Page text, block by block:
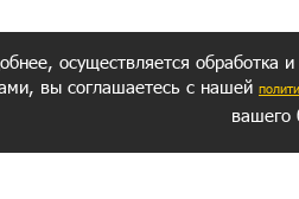
осуществляется обработка
вы соглашаетесь с нашей
вашего